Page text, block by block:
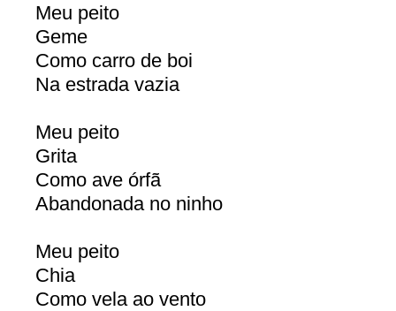
Meu peito
Geme
Como carro de boi
Na estrada vazia
Meu peito
Grita
Como ave órfã
Abandonada no ninho
Meu peito
Chia
Como vela ao vento